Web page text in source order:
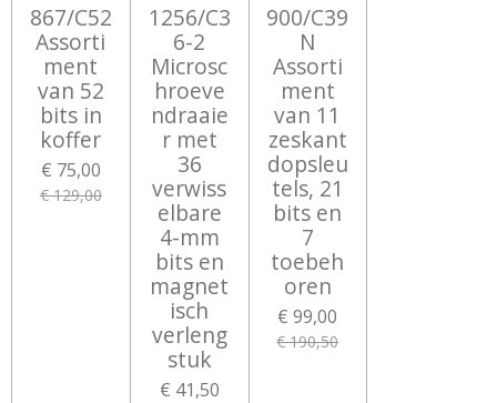
867/C52
Assorti
ment
van 52
bits in
koffer
€ 75,00
€ 129,00
1256/C3
6-2
Microsc
hroeve
ndraaie
r met
36
verwiss
elbare
4-mm
bits en
magnet
isch
verleng
stuk
€ 41,50
900/C39
N
Assorti
ment
van 11
zeskant
dopsleu
tels, 21
bits en
7
toebeh
oren
€ 99,00
€ 190,50